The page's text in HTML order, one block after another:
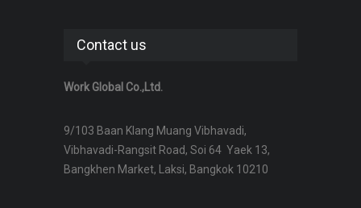
Contact us
Work Global Co.,Ltd.
9/103 Baan Klang Muang Vibhavadi,
Vibhavadi-Rangsit Road, Soi 64 Yaek 13,
Bangkhen Market, Laksi, Bangkok 10210